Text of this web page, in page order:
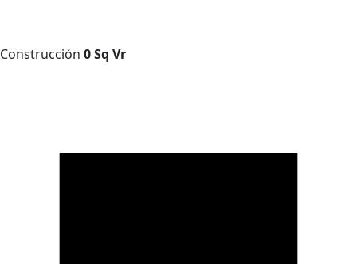
Construcción 0 Sq Vr